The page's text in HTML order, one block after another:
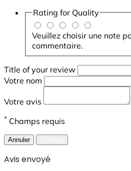
Rating for Quality
Veuillez choisir une note
commentaire.
Title of your review
Votre nom
Votre avis
* Champs requis
Annuler
Avis envoyé